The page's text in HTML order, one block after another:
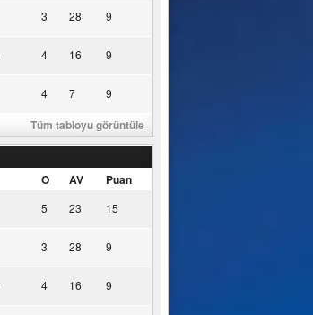
3 28 9
4 16 9
4 7 9
Tüm tabloyu görüntüle
O AV Puan
5 23 15
3 28 9
4 16 9